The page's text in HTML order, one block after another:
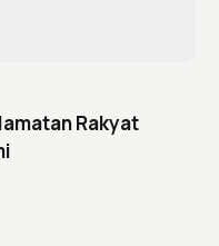
Rakyat